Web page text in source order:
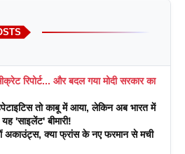
रिपोर्ट... और बदल गया मोदी सरकार का
तो काबू में आया, लेकिन अब भारत में
'साइलेंट' बीमारी!
अकाउंट्स, क्या फ्रांस के नए फरमान से मची